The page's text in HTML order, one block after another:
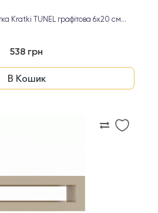
Kratki TUNEL графітова 6х20 см...
538 грн
В Кошик